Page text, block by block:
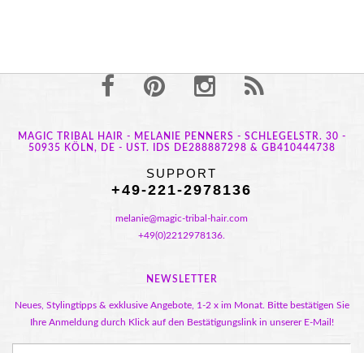
MAGIC TRIBAL HAIR - MELANIE PENNERS - SCHLEGELSTR. 30 -
50935 KÖLN, DE - UST. IDS DE288887298 & GB410444738
SUPPORT
+49-221-2978136
melanie@magic-tribal-hair.com
+49(0)2212978136.
NEWSLETTER
Neues, Stylingtipps & exklusive Angebote, 1-2 x im Monat. Bitte bestätigen Sie
Ihre Anmeldung durch Klick auf den Bestätigungslink in unserer E-Mail!